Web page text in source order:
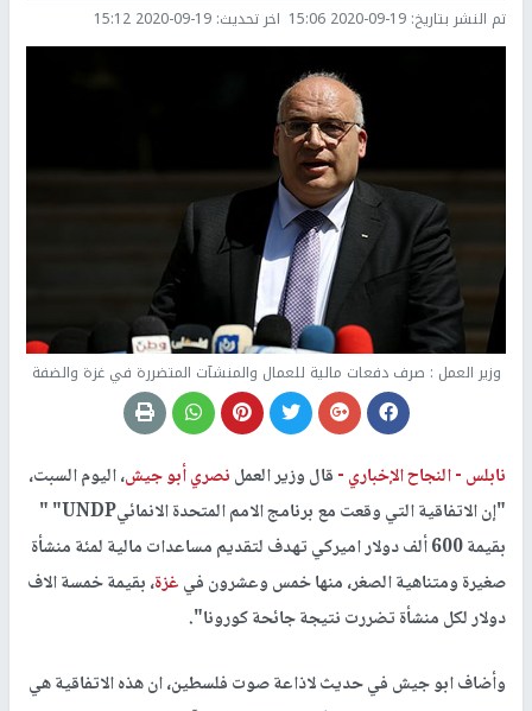
تم النشر بتاريخ: 2020-09-19 15:06 اخر تحديث: 2020-09-19 15:12
وزير العمل : صرف دفعات مالية للعمال والمنشآت المتضررة في غزة والضفة
نابلس -النجاح الإخباري -قال وزير العملنصري أبو جيش، اليوم السبت،
"إن الاتفاقية التي وقعت مع برنامج الامم المتحدة الانمائيUNDP" "
بقيمة 600 ألف دولار اميركي تهدف لتقديم مساعدات مالية لمئة منشأة
صغيرة ومتناهية الصغر، منها خمس وعشرون فيغزة، بقيمة خمسة الاف
دولار لكل منشأة تضررت نتيجة جائحة كورونا".
وأضاف ابو جيش في حديث لاذاعة صوت فلسطين، ان هذه الاتفاقية هي